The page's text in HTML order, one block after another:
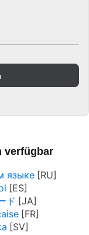
verfügbar
языке
ド